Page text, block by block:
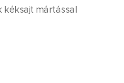
kéksajt mártással